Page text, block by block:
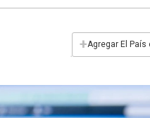
+Agregar El País